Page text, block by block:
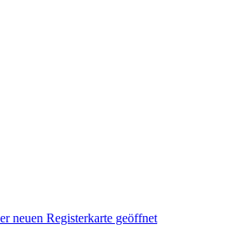
neuen Registerkarte geöffnet